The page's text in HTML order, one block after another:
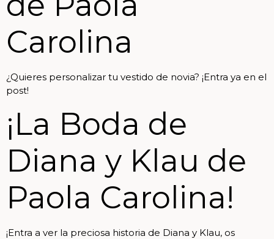
Carolina
¿Quieres personalizar tu vestido de novia? ¡Entra ya en el
post!
¡La Boda de
Diana y Klau de
Paola Carolina!
¡Entra a ver la preciosa historia de Diana y Klau, os